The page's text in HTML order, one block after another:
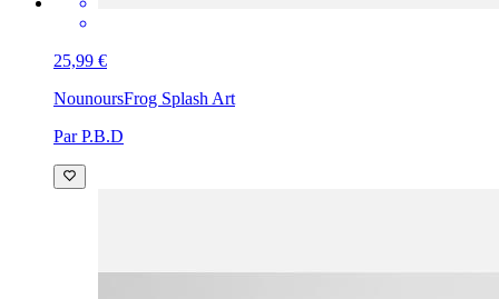
25,99 €
NounoursFrog Splash Art
Par P.B.D